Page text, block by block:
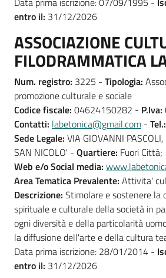
entro il: 31/12/2026
ASSOCIAZIONE
FILODRAMMATICA
Num. registro: 3225 - Tipologia:
promozione culturale e sociale
Codice fiscale: 04624150282 - P.Iva:
Contatti: labetonica@gmail.com - Tel.:
Sede Legale: VIA GIOVANNI
SAN NICOLO' - Quartiere: Fuori Città;
Web e/o Social media:
Area Tematica Prevalente: Attivita'
Descrizione: Stimolare e sostenere la
spirituale e culturale della società in
ogni diversità e della particolarità
la diffusione dell'arte e della cultura
Data prima iscrizione: 28/01/2014 -
entro il: 31/12/2026